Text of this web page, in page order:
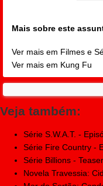
Mais sobre este
Ver mais em Filmes e
Ver mais em Kung Fu
Veja também:
Série S.W.A.T. -
Série Fire Country -
Série Billions -
Novela Travessia: